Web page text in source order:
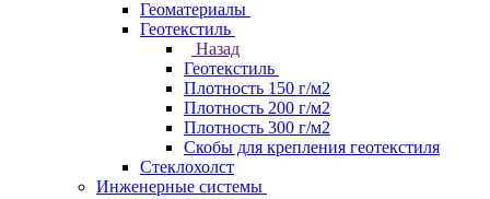
Геоматериалы
Геотекстиль
Назад
Геотекстиль
Плотность 150 г/м2
Плотность 200 г/м2
Плотность 300 г/м2
Скобы для крепления геотекстиля
Стеклохолст
Инженерные системы